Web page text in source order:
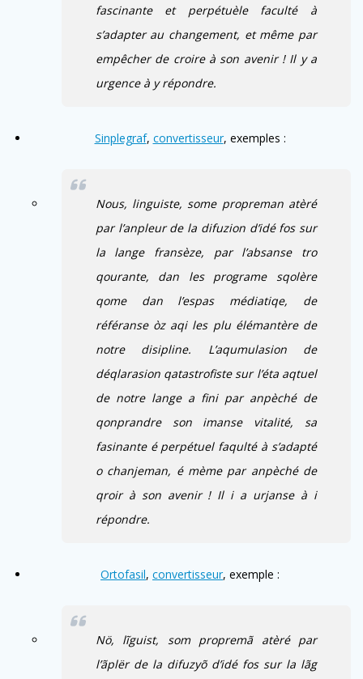
fascinante et perpétuèle faculté à
s’adapter au changement, et même par
empêcher de croire à son avenir ! Il y a
urgence à y répondre.
Sinplegraf, convertisseur, exemples :
Nous, linguiste, some propreman atèré
par l’anpleur de la difuzion d’idé fos sur
la lange fransèze, par l’absanse tro
qourante, dan les programe sqolère
qome dan l’espas médiatiqe, de
référanse òz aqi les plu élémantère de
notre disipline. L’aqumulasion de
déqlarasion qatastrofiste sur l’éta aqtuel
de notre lange a fini par anpèché de
qonprandre son imanse vitalité, sa
fasinante é perpétuel faqulté à s’adapté
o chanjeman, é mème par anpèché de
qroir à son avenir ! Il i a urjanse à i
répondre.
Ortofasil, convertisseur, exemple :
Nö, lĩguist, som propremã atèré par
l’ãplër de la difuzyõ d’idé fos sur la lãg